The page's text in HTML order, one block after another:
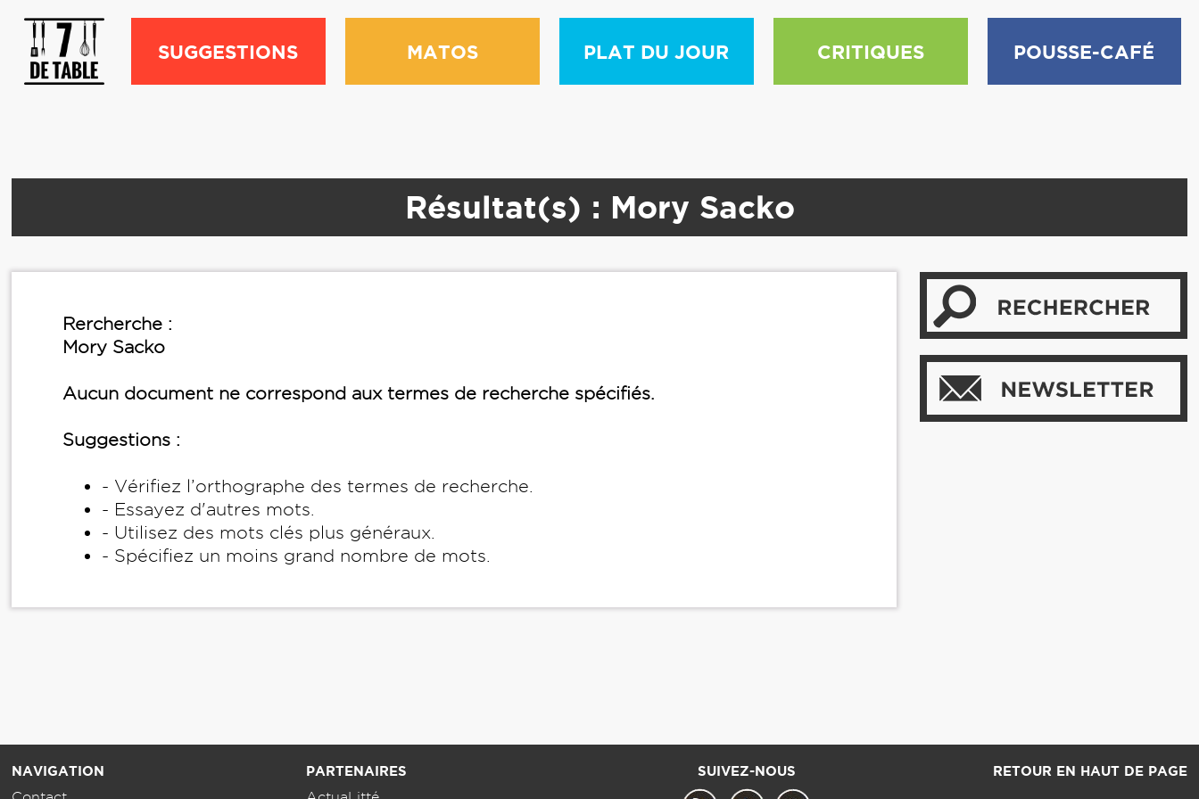
SUGGESTIONS MATOS PLAT DU JOUR CRITIQUES POUSSE-CAFÉ
Résultat(s) : Mory Sacko
Rercherche :
Mory Sacko
Aucun document ne correspond aux termes de recherche spécifiés.
Suggestions :
- Vérifiez l’orthographe des termes de recherche.
- Essayez d'autres mots.
- Utilisez des mots clés plus généraux.
- Spécifiez un moins grand nombre de mots.
NAVIGATION
PARTENAIRES
SUIVEZ-NOUS RETOUR EN HAUT DE PAGE